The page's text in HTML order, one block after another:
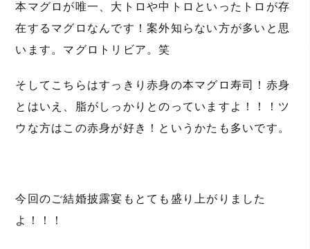
本マグロが唯一、大トロや中トロといったトロが存
在するマグロなんです！案外知らない方が多いと思
います。マグロトリビア。笑
そしてこちらはすっきり赤身の本マグロ寿司！赤身
とはいえ、脂がしっかりとのっていますよ！！！ツ
ウな方はこの赤身が好き！というかたも多いです。
今回のご結婚披露宴もとても盛り上がりました
よ！！！